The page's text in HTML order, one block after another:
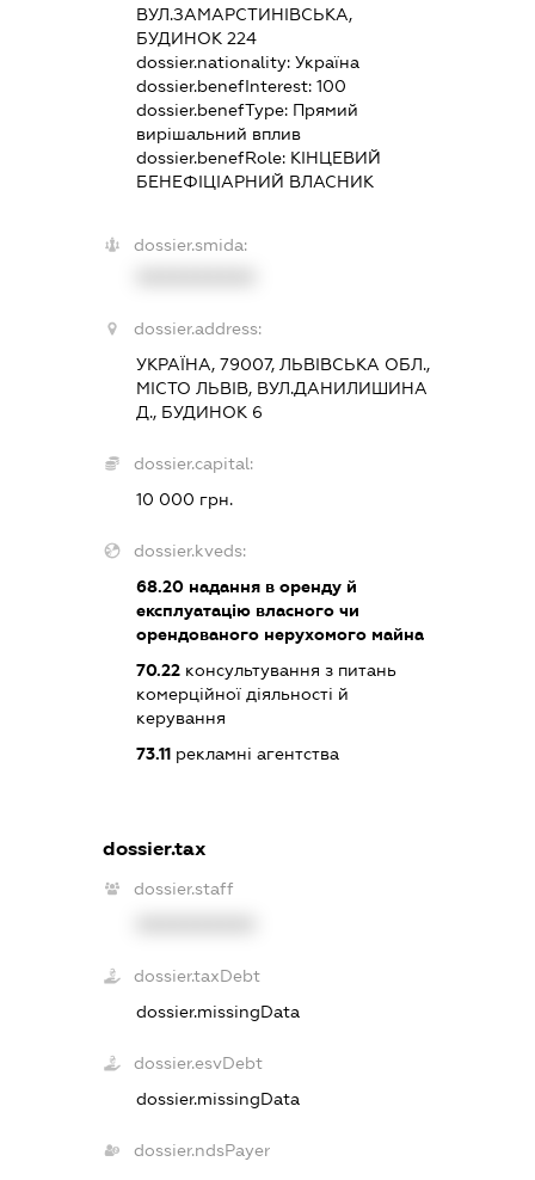
ВУЛ.ЗАМАРСТИНІВСЬКА,
БУДИНОК 224
dossier.nationality: Україна
dossier.benefInterest: 100
dossier.benefType: Прямий
вирішальний вплив
dossier.benefRole: КІНЦЕВИЙ
БЕНЕФІЦІАРНИЙ ВЛАСНИК
dossier.smida:
dossier.address:
УКРАЇНА, 79007, ЛЬВІВСЬКА ОБЛ.,
МІСТО ЛЬВІВ, ВУЛ.ДАНИЛИШИНА
Д., БУДИНОК 6
dossier.capital:
10 000 грн.
dossier.kveds:
68.20надання в оренду й
експлуатацію власного чи
орендованого нерухомого майна
70.22консультування з питань
комерційної діяльності й
керування
73.11рекламні агентства
dossier.tax
dossier.staff
dossier.taxDebt
dossier.missingData
dossier.esvDebt
dossier.missingData
dossier.ndsPayer